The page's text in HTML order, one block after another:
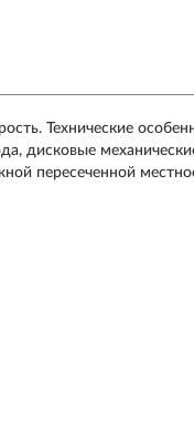
Технические
дисковые
пересеченной